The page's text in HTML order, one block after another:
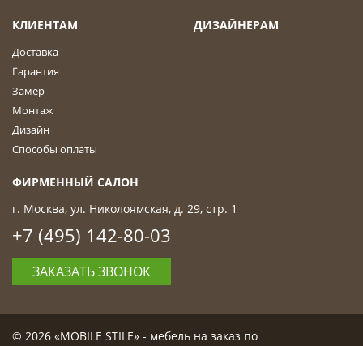
КЛИЕНТАМ
Доставка
Гарантия
Замер
Монтаж
Дизайн
Способы оплаты
ДИЗАЙНЕРАМ
ФИРМЕННЫЙ САЛОН
г. Москва, ул. Николоямская, д. 29, стр. 1
+7 (495) 142-80-03
ЗАКАЗАТЬ ЗВОНОК
© 2026 «MOBILE STILE» - мебель на заказ по